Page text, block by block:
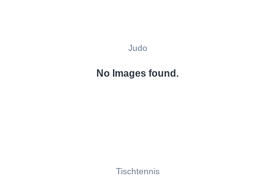
Judo
No Images found.
Tischtennis